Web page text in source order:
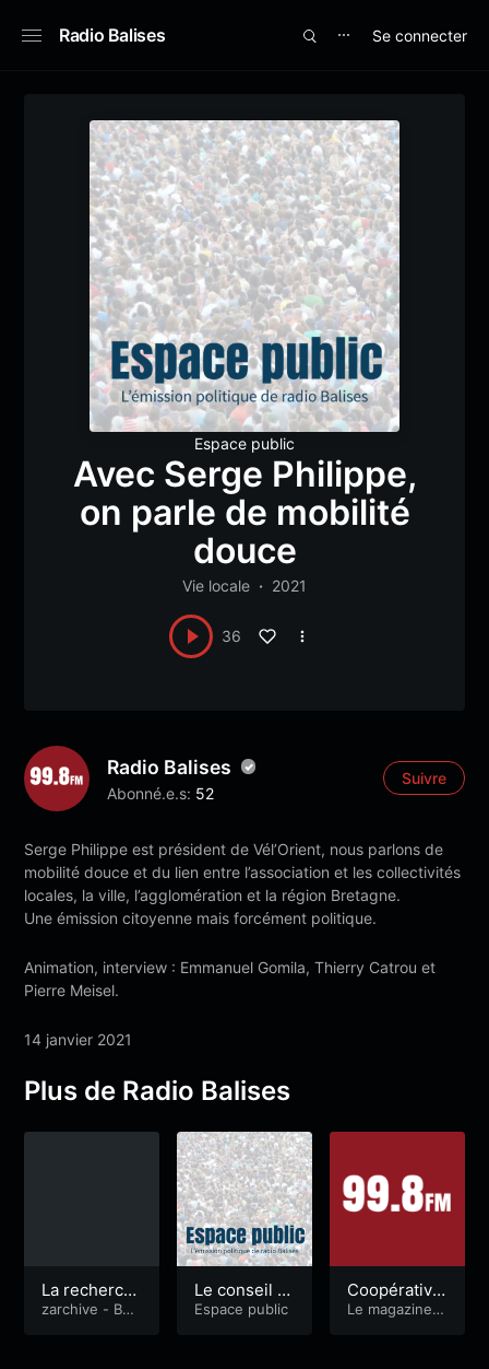
Radio Balises ⋯ Se connecter
Espace public
Avec Serge Philippe,
on parle de mobilité
douce
Vie locale 2021
36
Radio Balises
Abonné.e.s: 52
Suivre
Serge Philippe est président de Vél’Orient, nous parlons de
mobilité douce et du lien entre l’association et les collectivités
locales, la ville, l’agglomération et la région Bretagne.
Une émission citoyenne mais forcément politique.
Animation, interview : Emmanuel Gomila, Thierry Catrou et
Pierre Meisel.
14 janvier 2021
Plus de Radio Balises
La recherch
e d’emploi s
zarchive - Bali
Le conseil d
e développe
Espace public
Coopérative,
indépendan
Le magazine d